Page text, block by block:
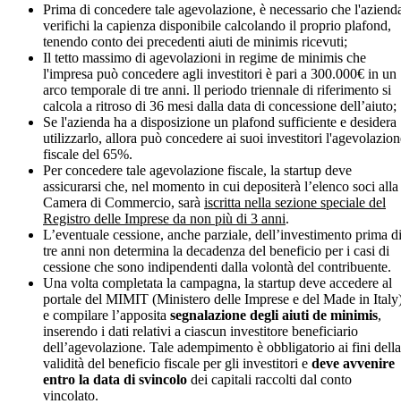
Prima di concedere tale agevolazione, è necessario che
verifichi la capienza disponibile calcolando il proprio plafond,
tenendo conto dei precedenti aiuti de minimis ricevuti;
Il tetto massimo di agevolazioni in regime de minimis che
l'impresa può concedere agli investitori è pari a 300.000€ in un
arco temporale di tre anni. ll periodo triennale di riferimento si
calcola a ritroso di 36 mesi dalla data di concessione dell’aiuto;
Se l'azienda ha a disposizione un plafond sufficiente e desidera
utilizzarlo, allora può concedere ai suoi investitori
fiscale del 65%.
Per concedere tale agevolazione fiscale, la startup deve
assicurarsi che, nel momento in cui depositerà l’elenco soci alla
Camera di Commercio, sarà iscritta nella sezione speciale del
Registro delle Imprese da non più di 3 anni.
L’eventuale cessione, anche parziale, dell’investimento prima di
tre anni non determina la decadenza del beneficio per i casi di
cessione che sono indipendenti dalla volontà del contribuente.
Una volta completata la campagna, la startup deve accedere al
portale del MIMIT (Ministero delle Imprese e del Made in
e compilare l’apposita segnalazione degli aiuti de minimis,
inserendo i dati relativi a ciascun investitore beneficiario
dell’agevolazione. Tale adempimento è obbligatorio ai fini della
validità del beneficio fiscale per gli investitori e deve avvenire
entro la data di svincolo dei capitali raccolti dal conto
vincolato.